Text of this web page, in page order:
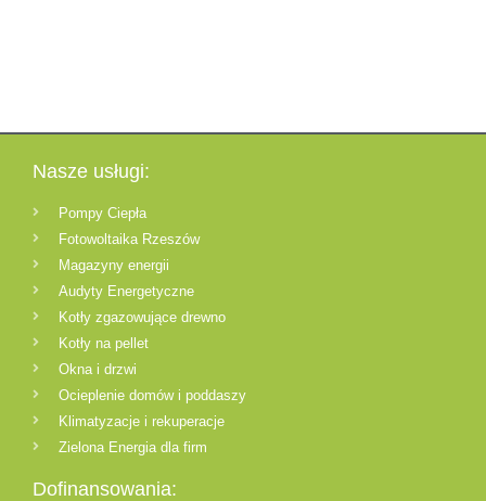
Nasze usługi:
Pompy Ciepła
Fotowoltaika Rzeszów
Magazyny energii
Audyty Energetyczne
Kotły zgazowujące drewno
Kotły na pellet
Okna i drzwi
Ocieplenie domów i poddaszy
Klimatyzacje i rekuperacje
Zielona Energia dla firm
Dofinansowania: